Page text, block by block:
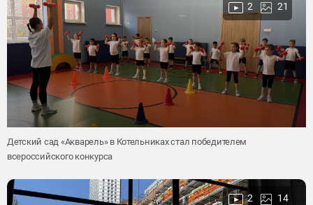
2 21
Детский сад «Акварель» в Котельниках стал победителем
всероссийского конкурса
2 14